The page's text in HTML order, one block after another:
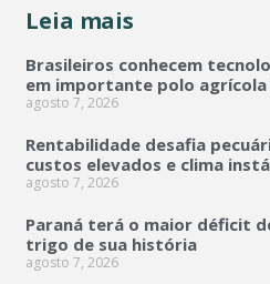
Leia mais
Brasileiros conhecem
em importante polo agrícola
agosto 7, 2026
Rentabilidade desafia
custos elevados e clima
agosto 7, 2026
Paraná terá o maior déficit
trigo de sua história
agosto 7, 2026